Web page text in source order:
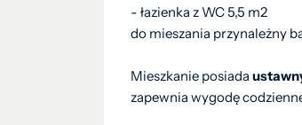
- łazienka z WC 5,5 m2
do mieszania przynależny
Mieszkanie posiada
zapewnia wygodę